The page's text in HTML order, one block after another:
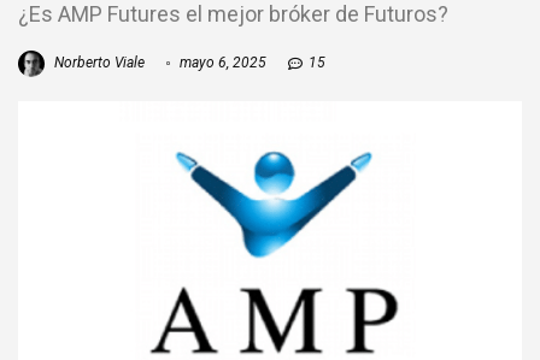
¿Es AMP Futures el mejor bróker de Futuros?
Norberto Viale mayo 6, 2025 15